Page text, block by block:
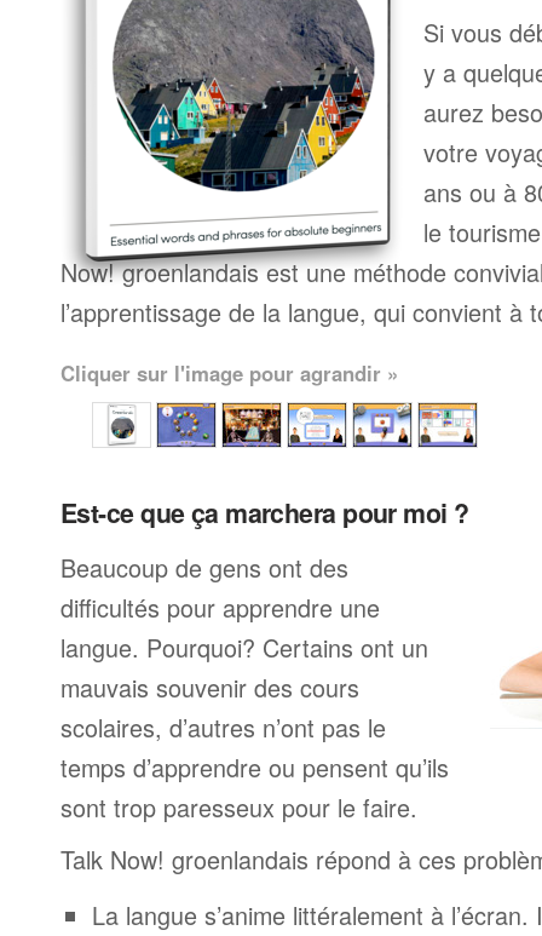
Si vous
y a
aurez
votre
ans ou à
le
Now! groenlandais est une méthode
l’apprentissage de la langue, qui convient à
Cliquer sur l'image pour agrandir »
Est-ce que ça marchera pour moi ?
Beaucoup de gens ont des
difficultés pour apprendre une
langue. Pourquoi? Certains ont un
mauvais souvenir des cours
scolaires, d’autres n’ont pas le
temps d’apprendre ou pensent qu’ils
sont trop paresseux pour le faire.
Talk Now! groenlandais répond à ces
La langue s’anime littéralement à l’écran.